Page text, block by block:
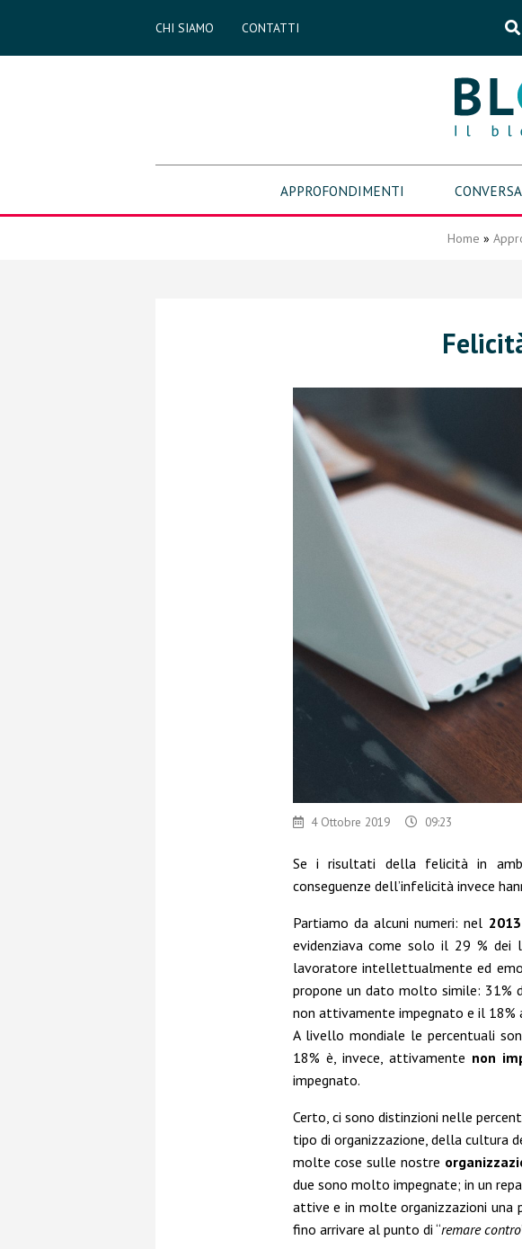
CHI SIAMO CONTATTI
APPROFONDIMENTI
Home »
4 Ottobre 2019 09:23
Se i risultati della felicità in
conseguenze dell’infelicità invece
Partiamo da alcuni numeri: nel 2013
evidenziava come solo il 29 % dei
lavoratore intellettualmente ed
propone un dato molto simile: 31%
non attivamente impegnato e il
A livello mondiale le percentuali
18% è, invece, attivamente non
impegnato.
Certo, ci sono distinzioni nelle
tipo di organizzazione, della cultura
molte cose sulle nostre
due sono molto impegnate; in un
attive e in molte organizzazioni una
fino arrivare al punto di “remare contro